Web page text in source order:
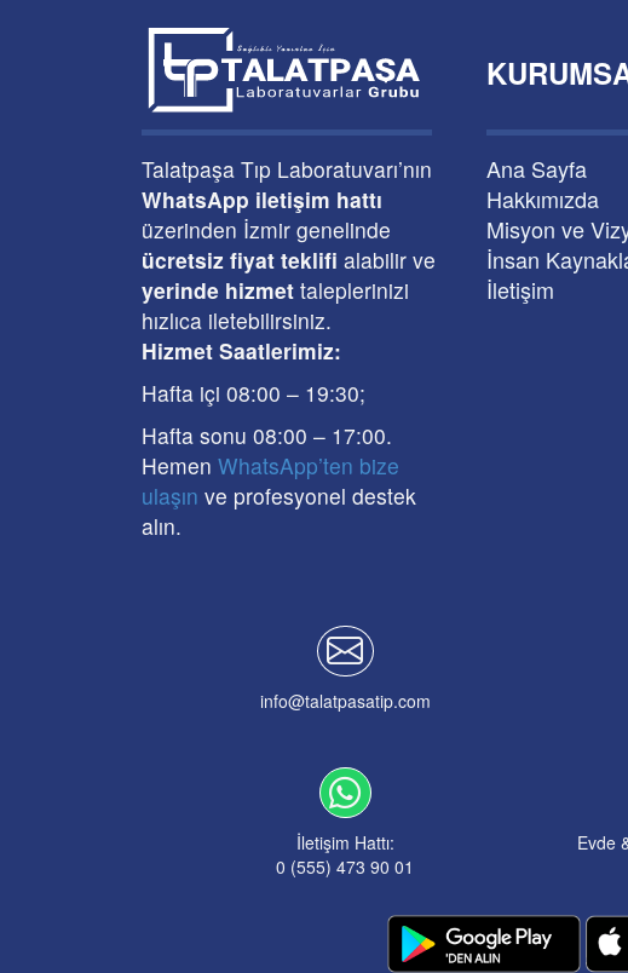
Talatpaşa Tıp Laboratuvarı’nın
WhatsApp iletişim hattı
üzerinden İzmir genelinde
ücretsiz fiyat teklifi alabilir ve
yerinde hizmet taleplerinizi
hızlıca iletebilirsiniz.
Hizmet Saatlerimiz:
Hafta içi 08:00 – 19:30;
Hafta sonu 08:00 – 17:00.
Hemen WhatsApp’ten bize
ulaşın ve profesyonel destek
alın.
Ana Sayfa
Hakkımızda
Misyon ve
İnsan
İletişim
info@talatpasatip.com
İletişim Hattı:
0 (555) 473 90 01
Evde